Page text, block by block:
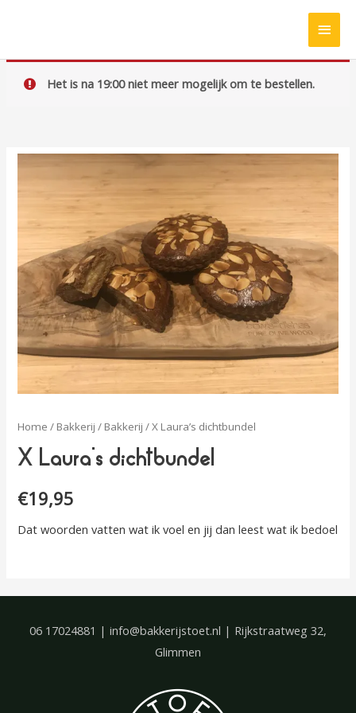
inhoud
Het is na 19:00 niet meer mogelijk om te bestellen.
Home / Bakkerij / Bakkerij / X Laura’s dichtbundel
X Laura’s dichtbundel
€19,95
Dat woorden vatten wat ik voel en jij dan leest wat ik bedoel
06 17024881 | info@bakkerijstoet.nl | Rijkstraatweg 32,
Glimmen